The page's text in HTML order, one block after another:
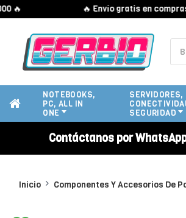
🔥 Envío gratis en compras
NOTEBOOKS,
PC, ALL IN
ONE
SERVIDORES,
SEGURIDAD
Contáctanos por
Inicio Componentes Y Accesorios De